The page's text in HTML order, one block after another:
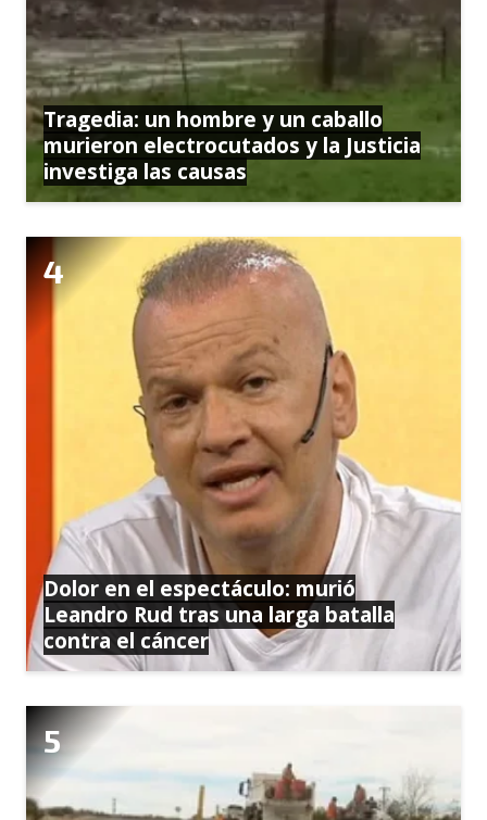
Tragedia: un hombre y un caballo
murieron electrocutados y la Justicia
investiga las causas
Dolor en el espectáculo: murió
Leandro Rud tras una larga batalla
contra el cáncer